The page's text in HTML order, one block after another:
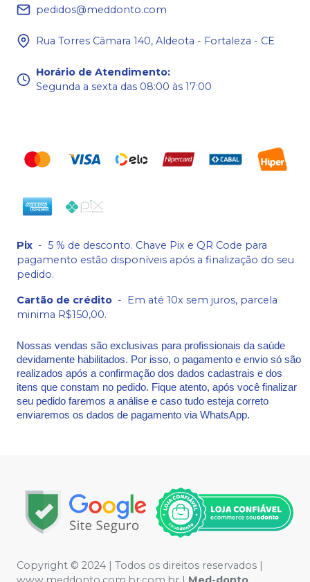
pedidos@meddonto.com
Rua Torres Câmara 140, Aldeota - Fortaleza - CE
Horário de Atendimento:
Segunda a sexta das 08:00 às 17:00
Pix - 5 % de desconto. Chave Pix e QR Code para
pagamento estão disponíveis após a finalização do seu
pedido.
Cartão de crédito - Em até 10x sem juros, parcela
minima R$150,00.
Nossas vendas são exclusivas para profissionais da saúde
devidamente habilitados. Por isso, o pagamento e envio só são
realizados após a confirmação dos dados cadastrais e dos
itens que constam no pedido. Fique atento, após você finalizar
seu pedido faremos a análise e caso tudo esteja correto
enviaremos os dados de pagamento via WhatsApp.
Copyright © 2024 | Todos os direitos reservados |